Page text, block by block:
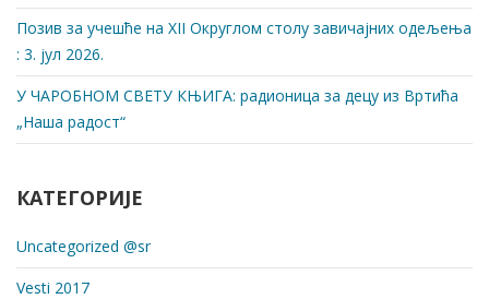
Позив за учешће на XII Округлом столу завичајних одељења
: 3. јул 2026.
У ЧАРОБНОМ СВЕТУ КЊИГА: радионица за децу из Вртића
„Наша радост“
КАТЕГОРИЈЕ
Uncategorized @sr
Vesti 2017